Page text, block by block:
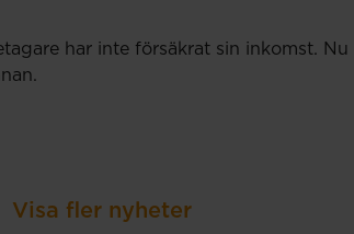
har inte försäkrat sin inkomst.
Visa fler nyheter